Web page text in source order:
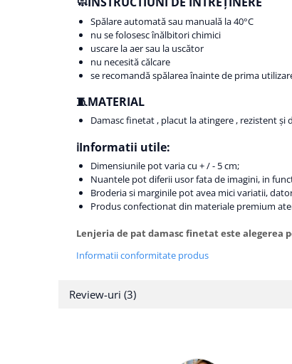
Spălare automată sau manuală la 40°C
nu se folosesc înălbitori chimici
uscare la aer sau la uscător
nu necesită călcare
se recomandă spălarea înainte de prima
🧵MATERIAL
Damasc finetat , placut la atingere , rezistent
ℹ️Informatii utile:
Dimensiunile pot varia cu + / - 5 cm;
Nuantele pot diferii usor fata de imagini, in
Broderia si marginile pot avea mici variatii,
Produs confectionat din materiale premium
Lenjeria de pat damasc finetat este alegerea
Informatii conformitate produs
Review-uri (3)